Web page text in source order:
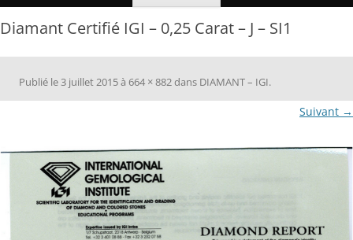
Diamant Certifié IGI – 0,25 Carat – J – SI1
Publié le3 juillet 2015à664 × 882dans DIAMANT – IGI.
Suivant →